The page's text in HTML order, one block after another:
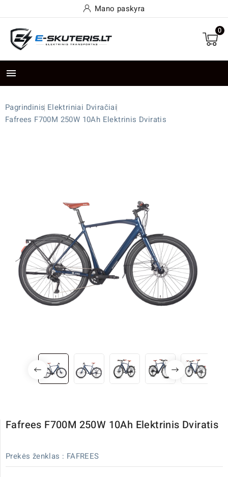
Mano paskyra
0

Pagrindinis Elektriniai Dviračiai
Fafrees F700M 250W 10Ah Elektrinis Dviratis
Fafrees F700M 250W 10Ah Elektrinis Dviratis
Prekės ženklas : FAFREES